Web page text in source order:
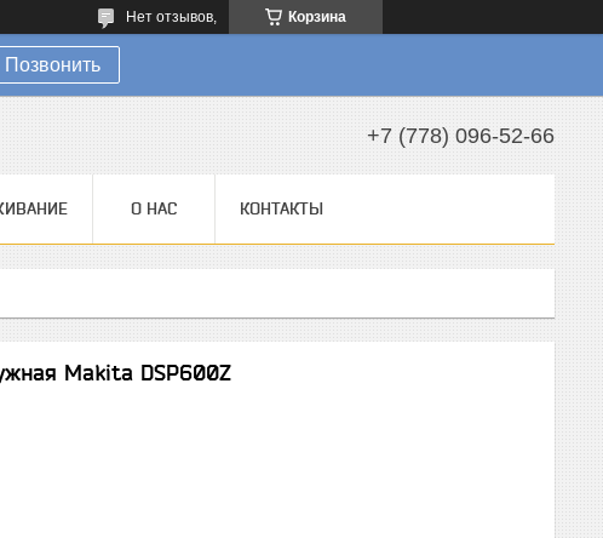
Корзина
Нет отзывов,
Позвонить
+7 (778) 096-52-66
О НАС КОНТАКТЫ
Makita DSP600Z